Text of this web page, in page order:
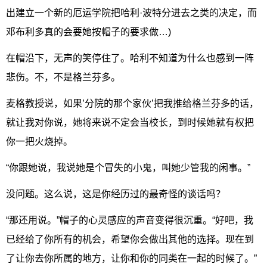
出建立一个新的厄运学院把哈利·波特分进去之类的决定，而
邓布利多真的会要她按帽子的要求做…)
在帽沿下，无声的笑停住了。哈利不知道为什么也感到一阵
悲伤。不，不是格兰芬多。
麦格教授说，如果’分院的那个家伙’把我推给格兰芬多的话，
就让我对你说，她将来说不定会当校长，到时候她就有权把
你一把火烧掉。
“你跟她说，我说她是个冒失的小鬼，叫她少管我的闲事。”
没问题。这么说，这是你经历过的最奇怪的谈话吗？
“那还用说。”帽子的心灵感应的声音变得很沉重。“好吧，我
已经给了你所有的机会，希望你会做出其他的选择。现在到
了让你去你所属的地方，让你和你的同类在一起的时候了。”